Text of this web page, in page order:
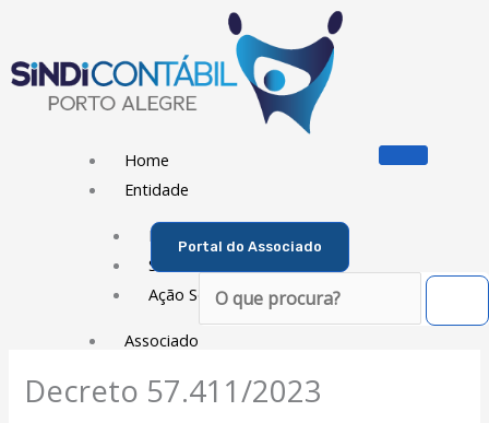
conteúdo
Home
Entidade
Diretoria
Sede Social
Ação Social
Associado
Porque ser um Associado
Portal do Associado
Pesquisar
Decreto 57.411/2023